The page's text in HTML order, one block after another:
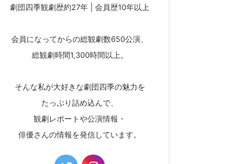
劇団四季観劇歴約27年 | 会員歴10年以上
会員になってからの総観劇数650公演、
総観劇時間1,300時間以上。
そんな私が大好きな劇団四季の魅力を
たっぷり詰め込んで、
観劇レポートや公演情報・
俳優さんの情報を発信しています。